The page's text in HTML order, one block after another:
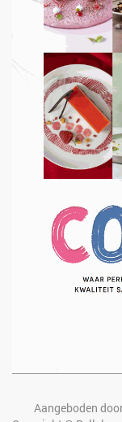
Aangeboden